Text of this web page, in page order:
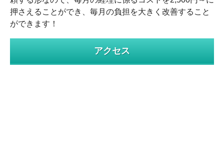
押さえることができ、毎月の負担を大きく改善すること
ができます！
アクセス